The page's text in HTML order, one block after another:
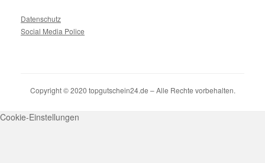
Datenschutz
Social Media Police
Copyright © 2020 topgutschein24.de – Alle Rechte vorbehalten.
Cookie-Einstellungen